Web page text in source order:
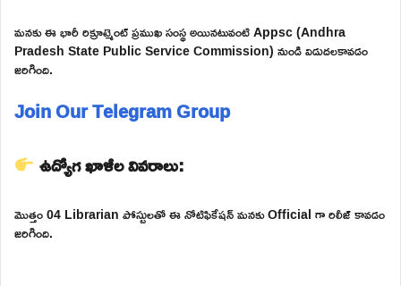
మనకు ఈ భారీ రిక్రూట్మెంట్ ప్రముఖ సంస్థ అయినటువంటి Appsc (Andhra
Pradesh State Public Service Commission) నుండి విడుదలకావడం
జరిగింది.
Join Our Telegram Group
ఉద్యోగ ఖాళీల వివరాలు:
మొత్తం 04 Librarian పోస్టులతో ఈ నోటిఫికేషన్ మనకు Official గా రిలీజ్ కావడం
జరిగింది.